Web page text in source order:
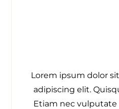
Lorem ipsum dolor
adipiscing elit.
Etiam nec vulputate